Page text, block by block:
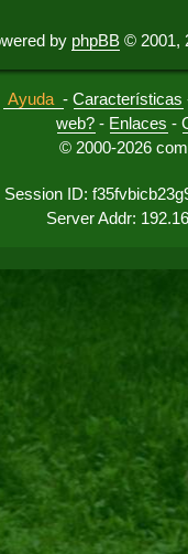
by phpBB © 2001,
Ayuda -Características
web? - Enlaces -
© 2000-2026
Session ID:
Server Addr: